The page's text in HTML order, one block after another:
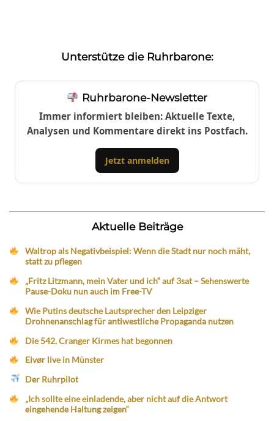
Unterstütze die Ruhrbarone:
Ruhrbarone-Newsletter
Immer informiert bleiben: Aktuelle Texte,
Analysen und Kommentare direkt ins Postfach.
Jetzt anmelden
Aktuelle Beiträge
Waltrop als Negativbeispiel: Wenn die Stadt nur noch mäht,
statt zu pflegen
„Fritz Litzmann, mein Vater und ich“ auf 3sat – Sehenswerte
Pause-Doku nun auch im Free-TV
Wie Putins deutsche Lautsprecher den Leipziger
Drohnenanschlag für antiwestliche Propaganda nutzen
Die 542. Cranger Kirmes hat begonnen
Eivør live in Münster
Der Ruhrpilot
„Ich sollte eine einladende, aber nicht auf die Antwort
eingehende Haltung zeigen“